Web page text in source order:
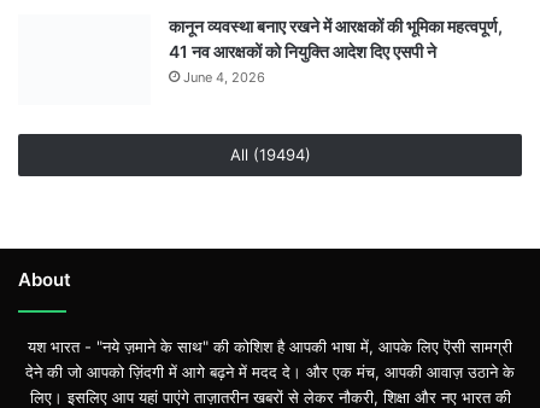
कानून व्यवस्था बनाए रखने में आरक्षकों की भूमिका महत्वपूर्ण,
41 नव आरक्षकों को नियुक्ति आदेश दिए एसपी ने
June 4, 2026
All (19494)
About
यश भारत - "नये ज़माने के साथ" की कोशिश है आपकी भाषा में, आपके लिए ऎसी सामग्री
देने की जो आपको ज़िंदगी में आगे बढ़ने में मदद दे। और एक मंच, आपकी आवाज़ उठाने के
लिए। इसलिए आप यहां पाएंगे ताज़ातरीन खबरों से लेकर नौकरी, शिक्षा और नए भारत की